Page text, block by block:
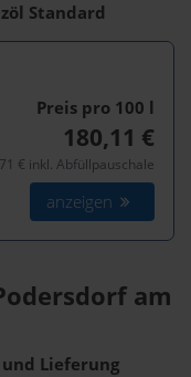
Standard
Preis pro 100 l
180,11 €
€ inkl. Abfüllpauschale
anzeigen
am
Lieferung